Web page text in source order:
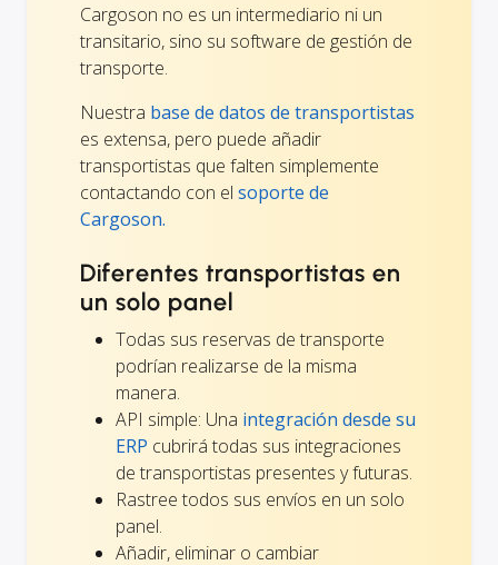
Cargoson no es un intermediario ni un
transitario, sino su software de gestión de
transporte.
Nuestra base de datos de transportistas
es extensa, pero puede añadir
transportistas que falten simplemente
contactando con el soporte de
Cargoson.
Diferentes transportistas en
un solo panel
Todas sus reservas de transporte
podrían realizarse de la misma
manera.
API simple: Una integración desde su
ERP cubrirá todas sus integraciones
de transportistas presentes y futuras.
Rastree todos sus envíos en un solo
panel.
Añadir, eliminar o cambiar